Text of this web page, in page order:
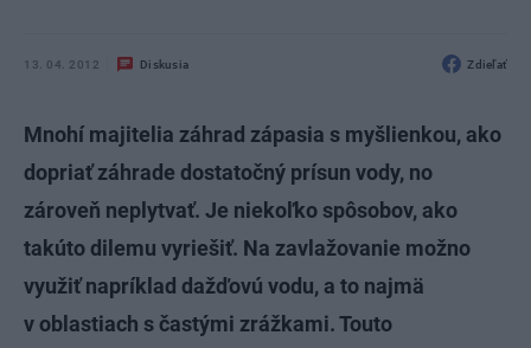
13. 04. 2012 Diskusia Zdieľať
Mnohí majitelia záhrad zápasia s myšlienkou, ako
dopriať záhrade dostatočný prísun vody, no
zároveň neplytvať. Je niekoľko spôsobov, ako
takúto dilemu vyriešiť. Na zavlažovanie možno
využiť napríklad dažďovú vodu, a to najmä
v oblastiach s častými zrážkami. Touto